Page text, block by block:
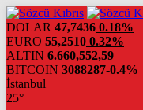
DOLAR 47,7436 0.18%
EURO 55,2510 0.32%
ALTIN 6.660,552,59
BITCOIN 3088287-0.4%
İstanbul
25°